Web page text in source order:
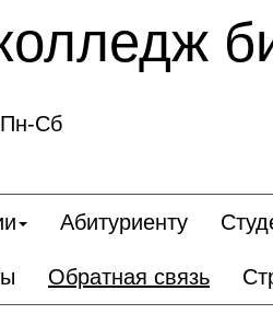
Сб
Абитуриенту
Обратная связь